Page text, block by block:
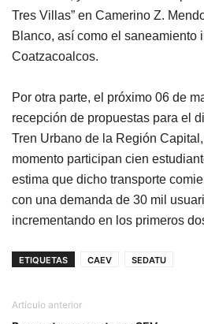
Tres Villas” en Camerino Z.
Blanco, así como el saneamiento
Coatzacoalcos.
Por otra parte, el próximo 06 de
recepción de propuestas para el
Tren Urbano de la Región
momento participan cien
estima que dicho transporte
con una demanda de 30 mil
incrementando en los primeros
ETIQUETAS CAEV SEDATU
Artículo anterior